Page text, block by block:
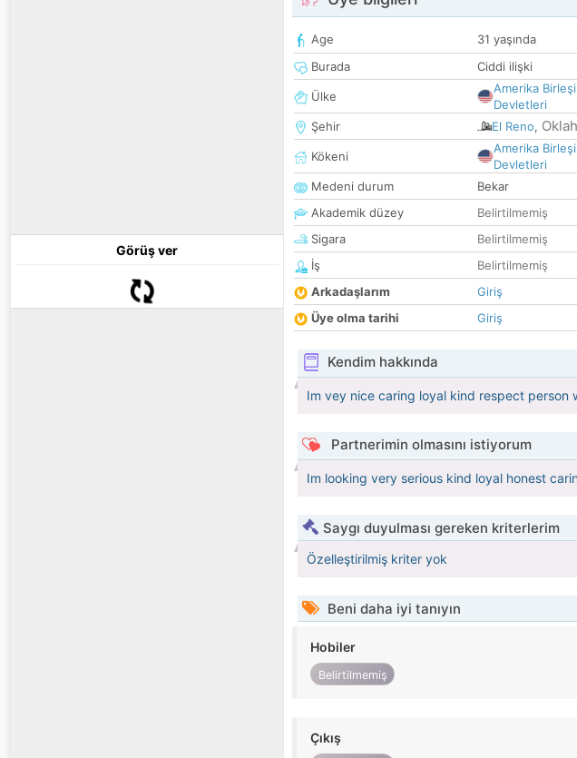
Görüş ver
Age
31 yaşında
Burada
Ciddi ilişki
Ülke
Amerika
Devletleri
Şehir
El Reno,
Kökeni
Amerika
Devletleri
Medeni durum
Bekar
Akademik düzey
Belirtilmemiş
Sigara
Belirtilmemiş
İş
Belirtilmemiş
Arkadaşlarım
Giriş
Üye olma tarihi
Giriş
Kendim hakkında
Im vey nice caring loyal kind respect person
Partnerimin olmasını istiyorum
Im looking very serious kind loyal honest
Saygı duyulması gereken kriterlerim
Özelleştirilmiş kriter yok
Beni daha iyi tanıyın
Hobiler
Belirtilmemiş
Çıkış